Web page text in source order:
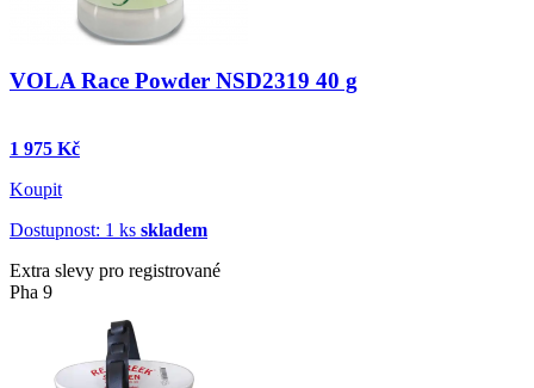
VOLA Race Powder NSD2319 40 g
1 975 Kč
Koupit
Dostupnost: 1 ks skladem
Extra slevy pro registrované
Pha 9